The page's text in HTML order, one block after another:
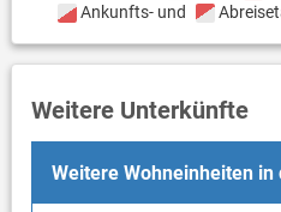
Ankunfts- und
Weitere Unterkünfte
Weitere Wohneinheiten in